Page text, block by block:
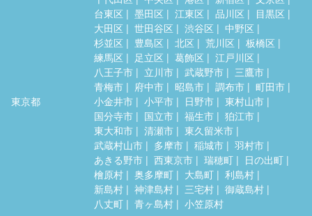
東京都
台東区
墨田区 江東区 品川区
目黒区
大田区
世田谷区 渋谷区
中野区
杉並区
豊島区 北区 荒川区
板橋区
練馬区
足立区 葛飾区
江戸川区
八王子市
立川市 武蔵野市
三鷹市
青梅市
府中市 昭島市 調布市
町田市
小金井市
小平市 日野市
東村山市
国分寺市
国立市 福生市
狛江市
東大和市
清瀬市
東久留米市
武蔵村山市
多摩市 稲城市
羽村市
あきる野市
西東京市 瑞穂町
日の出町
檜原村
奥多摩町 大島町
利島村
新島村
神津島村 三宅村
御蔵島村
八丈町
青ヶ島村 小笠原村